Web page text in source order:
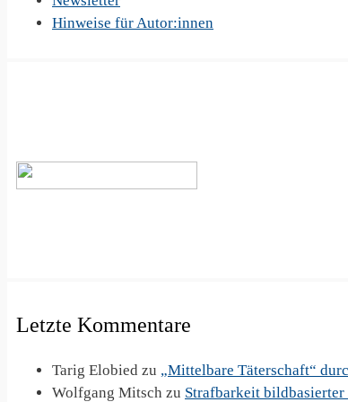
Hinweise für Autor:innen
Letzte Kommentare
Tarig Elobied zu „Mittelbare Täterschaft“
Wolfgang Mitsch zu Strafbarkeit